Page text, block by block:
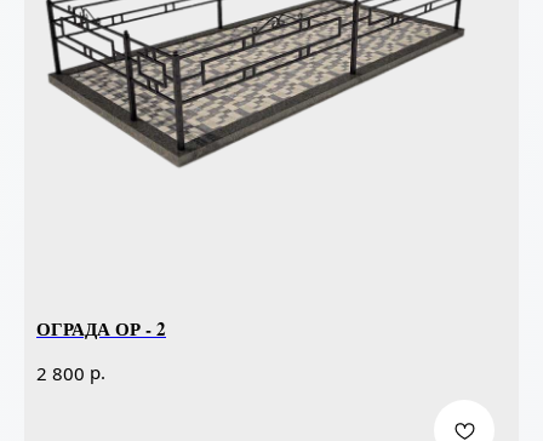
ОГРАДА ОР - 2
2 800 р.